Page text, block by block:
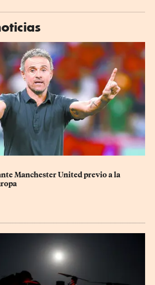
Manchester United previo a la